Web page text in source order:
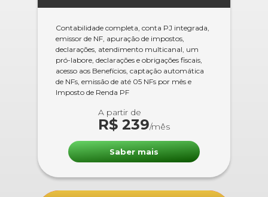
Contabilidade completa, conta PJ integrada,
emissor de NF, apuração de impostos,
declarações, atendimento multicanal, um
pró-labore, declarações e obrigações fiscais,
acesso aos Benefícios, captação automática
de NFs, emissão de até 05 NFs por mês e
Imposto de Renda PF
A partir de
R$ 239/mês
Saber mais